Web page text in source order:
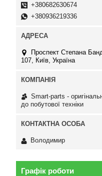
+380682630674
+380936219336
Проспект Степана
107, Київ, Україна
Smart-parts -
до побутової техніки
Володимир
Графік роботи